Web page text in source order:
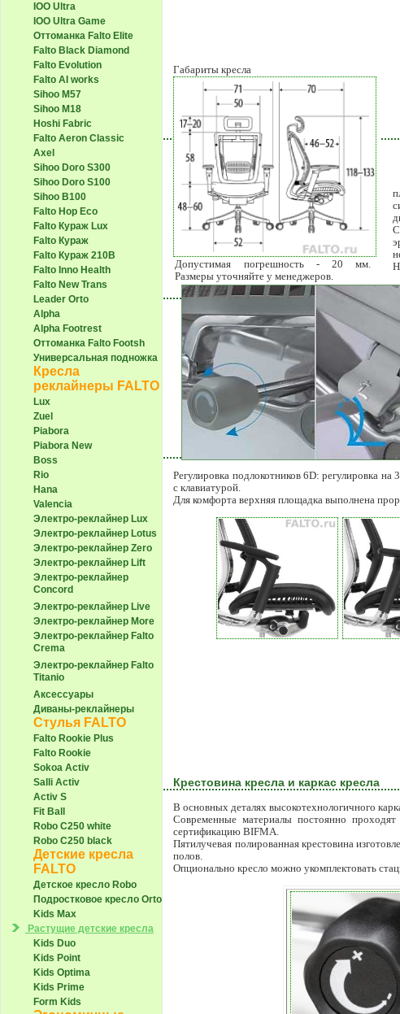
IOO Ultra
IOO Ultra Game
Оттоманка Falto Elite
Falto Black Diamond
Falto Evolution
Falto AI works
Sihoo M57
Sihoo M18
Hoshi Fabric
Falto Aeron Classic
Axel
Sihoo Doro S300
Sihoo Doro S100
Sihoo B100
Falto Hop Eco
Falto Кураж Lux
Falto Кураж
Falto Кураж 210B
Falto Inno Health
Falto New Trans
Leader Orto
Alpha
Alpha Footrest
Оттоманка Falto Footsh
Универсальная подножка
Кресла
реклайнеры FALTO
Lux
Zuel
Piabora
Piabora New
Boss
Rio
Hana
Valencia
Электро-реклайнер Lux
Электро-реклайнер Lotus
Электро-реклайнер Zero
Электро-реклайнер Lift
Электро-реклайнер
Сoncord
Электро-реклайнер Live
Электро-реклайнер More
Электро-реклайнер Falto
Crema
Электро-реклайнер Falto
Titanio
Аксессуары
Диваны-реклайнеры
Стулья FALTO
Falto Rookie Plus
Falto Rookie
Sokoa Activ
Salli Activ
Activ S
Fit Ball
Robo С250 white
Robo С250 black
Детские кресла
FALTO
Детское кресло Robo
Подростковое кресло Orto
Kids Max
Растущие детские кресла
Kids Duo
Kids Point
Kids Optima
Kids Prime
Form Kids
Габариты кресла
Допустимая погрешность - 20 мм.
Размеры уточняйте у менеджеров.
Регулировка подлокотников 6D: регулировка
с клавиатурой.
Для комфорта верхняя площадка выполнена
Крестовина кресла и каркас кресла
В основных деталях высокотехнологичного
Современные материалы постоянно
сертификацию BIFMA.
Пятилучевая полированная крестовина
полов.
Опционально кресло можно укомплектовать